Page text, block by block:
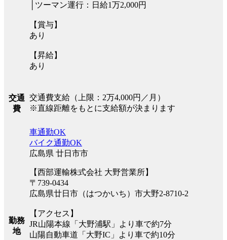
│ツーマン運行：日給1万2,000円
【賞与】
あり
【昇給】
あり
交通
費
交通費支給（上限：2万4,000円／月）
※直線距離をもとに支給額が決まります
勤務
地
車通勤OK
バイク通勤OK
広島県 廿日市市
【西部運輸株式会社 大野営業所】
〒739-0434
広島県廿日市（はつかいち）市大野2-8710-2
【アクセス】
JR山陽本線「大野浦駅」より車で約7分
山陽自動車道「大野IC」より車で約10分